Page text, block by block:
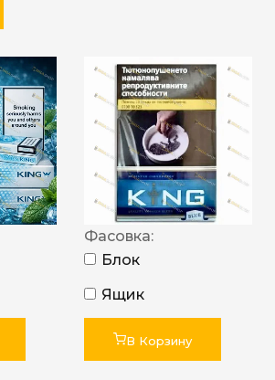
Фасовка:
Блок
Ящик
В Корзину